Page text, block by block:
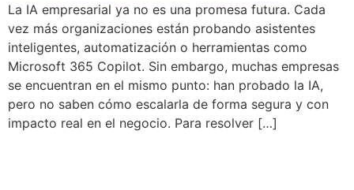
La IA empresarial ya no es una promesa futura. Cada
vez más organizaciones están probando asistentes
inteligentes, automatización o herramientas como
Microsoft 365 Copilot. Sin embargo, muchas empresas
se encuentran en el mismo punto: han probado la IA,
pero no saben cómo escalarla de forma segura y con
impacto real en el negocio. Para resolver […]